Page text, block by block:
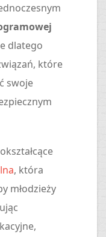
dlatego
które
swoje
, która
młodzieży